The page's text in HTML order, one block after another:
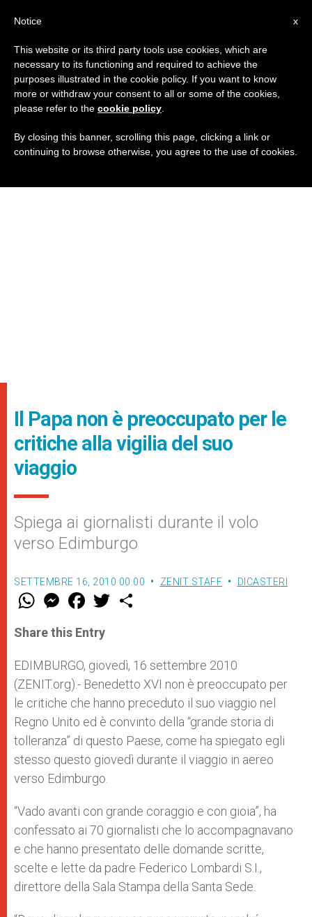
Il Papa non è preoccupato per le
critiche alla vigilia del suo
viaggio
Spiega ai giornalisti durante il volo
verso Edimburgo
SETTEMBRE 16, 2010 00:00 ZENIT STAFF DICASTERI
W
t
s
p
p
M
e
s
e
g
e
r
F
a
e
b
o
k
w
r
Share this Entry
EDIMBURGO, giovedì, 16 settembre 2010
(ZENIT.org).- Benedetto XVI non è preoccupato per
le critiche che hanno preceduto il suo viaggio nel
Regno Unito ed è convinto della “grande storia di
tolleranza” di questo Paese, come ha spiegato egli
stesso questo giovedì durante il viaggio in aereo
verso Edimburgo.
“Vado avanti con grande coraggio e con gioia”, ha
confessato ai 70 giornalisti che lo accompagnavano
e che hanno presentato delle domande scritte,
scelte e lette da padre Federico Lombardi S.I.,
direttore della Sala Stampa della Santa Sede.
x
Notice
This website or its third party tools use cookies, which are
necessary to its functioning and required to achieve the
purposes illustrated in the cookie policy. If you want to know
more or withdraw your consent to all or some of the cookies,
please refer to the cookie policy
By closing this banner, scrolling this page, clicking a link or
continuing to browse otherwise, you agree to the use of cookies.